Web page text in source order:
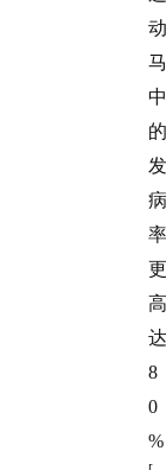
动
马
中
的
发
病
率
更
高
达
8
0
%